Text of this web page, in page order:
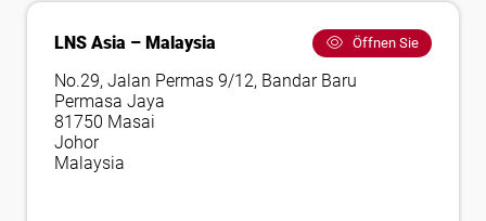
LNS Asia – Malaysia Öffnen Sie
No.29, Jalan Permas 9/12, Bandar Baru
Permasa Jaya
81750 Masai
Johor
Malaysia